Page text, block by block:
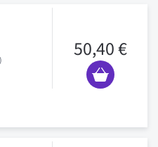
50,40 €